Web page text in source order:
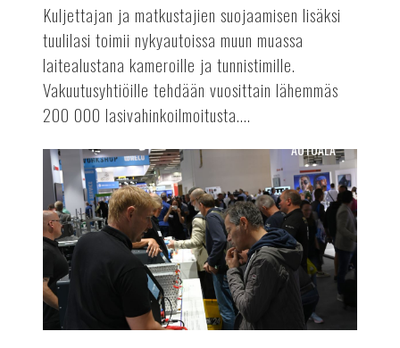
Kuljettajan ja matkustajien suojaamisen lisäksi
tuulilasi toimii nykyautoissa muun muassa
laitealustana kameroille ja tunnistimille.
Vakuutusyhtiöille tehdään vuosittain lähemmäs
200 000 lasivahinkoilmoitusta....
Suomen
Autolehti
4/24
ilmestyy!
AUTOALA